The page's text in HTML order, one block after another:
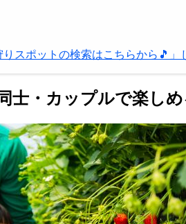
スポットの検索はこちらから🎵」
士・カップルで楽し